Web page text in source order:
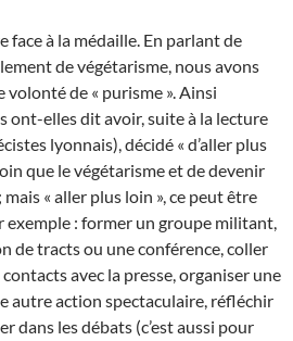
face à la médaille. En parlant de
de végétarisme, nous avons
volonté de « purisme ». Ainsi
ont-elles dit avoir, suite à la lecture
lyonnais), décidé « d’aller plus
que le végétarisme et de devenir
« aller plus loin », ce peut être
exemple : former un groupe militant,
de tracts ou une conférence, coller
avec la presse, organiser une
autre action spectaculaire, réfléchir
dans les débats (c’est aussi pour